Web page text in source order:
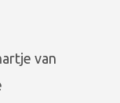
van